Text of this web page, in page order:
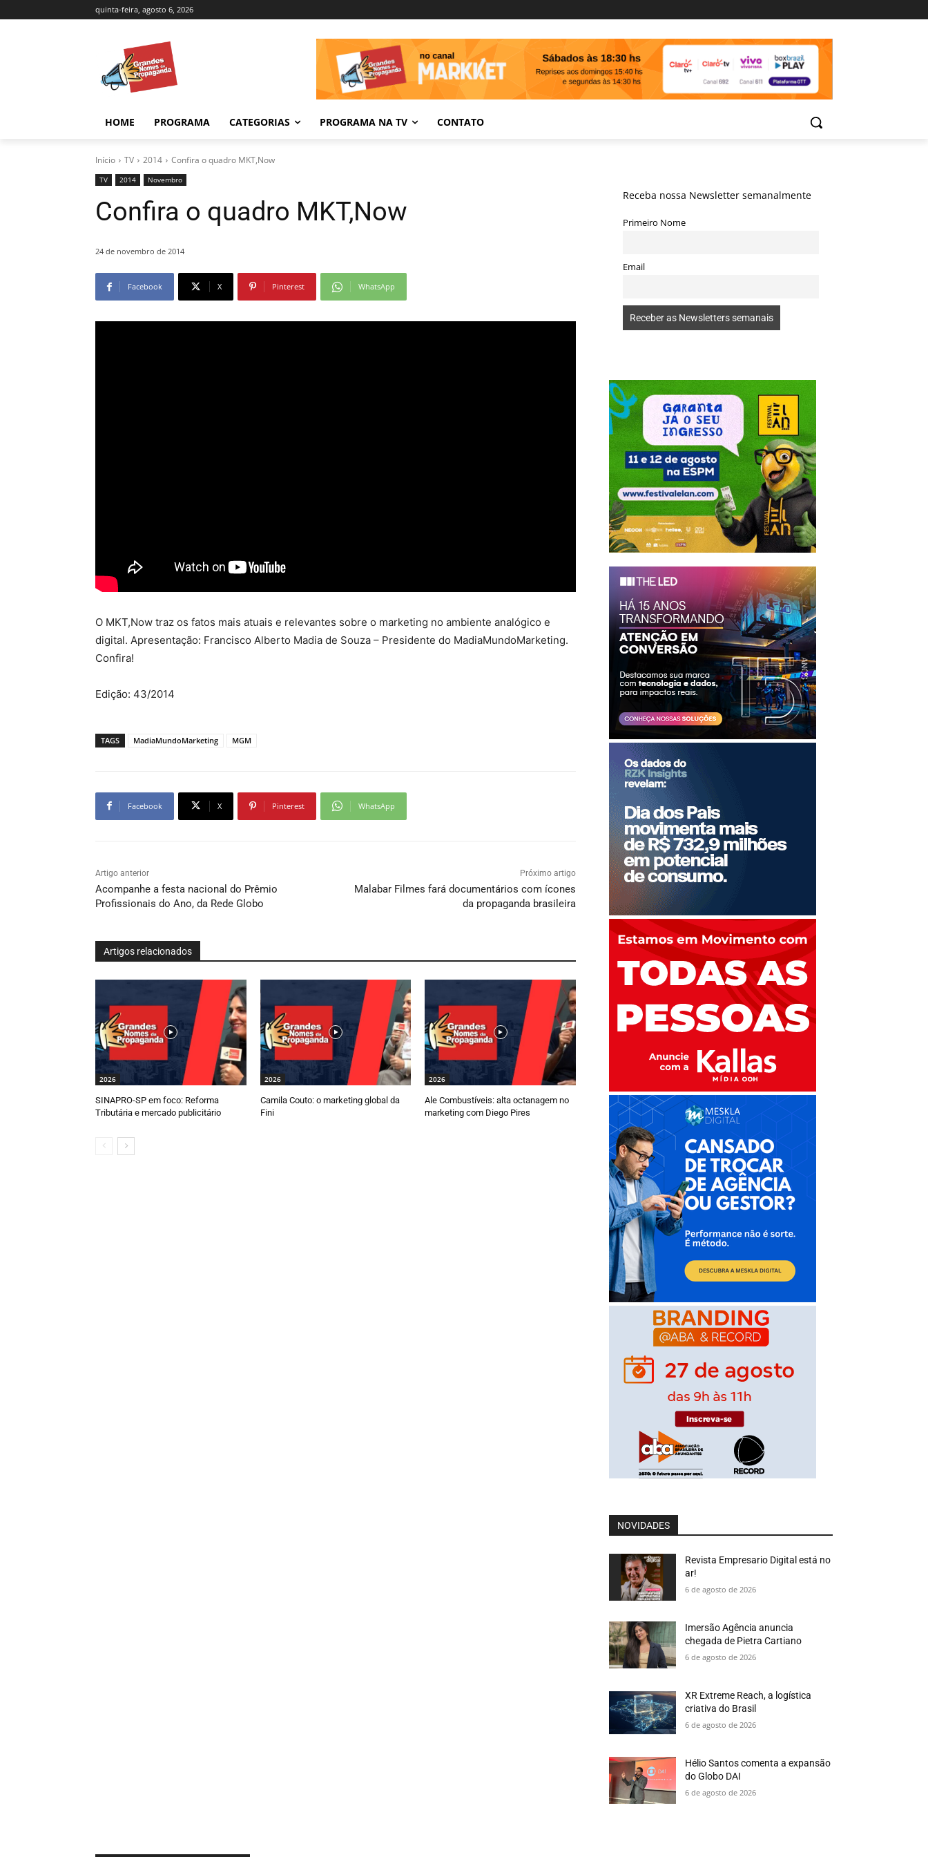
quinta-feira, agosto 6, 2026
HOME PROGRAMA CATEGORIAS PROGRAMA NA TV CONTATO
Início TV 2014 Confira o quadro MKT,Now
TV 2014 Novembro
Confira o quadro MKT,Now
24 de novembro de 2014
Facebook X Pinterest WhatsApp
O MKT,Now traz os fatos mais atuais e relevantes sobre o marketing no ambiente analógico e
digital. Apresentação: Francisco Alberto Madia de Souza – Presidente do MadiaMundoMarketing.
Confira!
Edição: 43/2014
TAGS MadiaMundoMarketing MGM
Facebook X Pinterest WhatsApp
Artigo anterior
Acompanhe a festa nacional do Prêmio
Profissionais do Ano, da Rede Globo
Próximo artigo
Malabar Filmes fará documentários com ícones
da propaganda brasileira
Artigos relacionados
2026
SINAPRO-SP em foco: Reforma
Tributária e mercado publicitário
2026
Camila Couto: o marketing global da
Fini
2026
Ale Combustíveis: alta octanagem no
marketing com Diego Pires
Receba nossa Newsletter semanalmente
Primeiro Nome
Email
NOVIDADES
Revista Empresario Digital está no
ar!
6 de agosto de 2026
Imersão Agência anuncia
chegada de Pietra Cartiano
6 de agosto de 2026
XR Extreme Reach, a logística
criativa do Brasil
6 de agosto de 2026
Hélio Santos comenta a expansão
do Globo DAI
6 de agosto de 2026